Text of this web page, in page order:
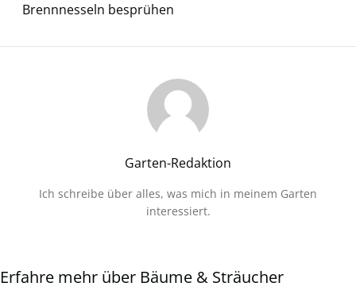
Brennnesseln besprühen
Garten-Redaktion
Ich schreibe über alles, was mich in meinem Garten
interessiert.
Erfahre mehr über Bäume & Sträucher